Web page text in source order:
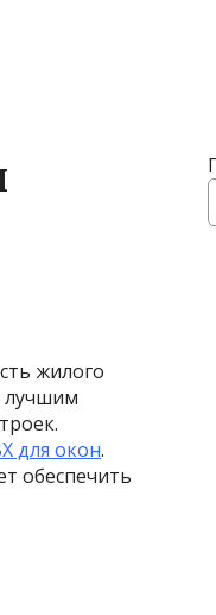
жилого
лучшим
для окон.
обеспечить